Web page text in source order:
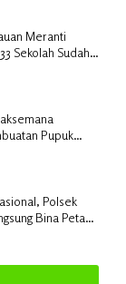
Meranti
Sekolah Sudah
Pupuk
Polsek
Bina Petani